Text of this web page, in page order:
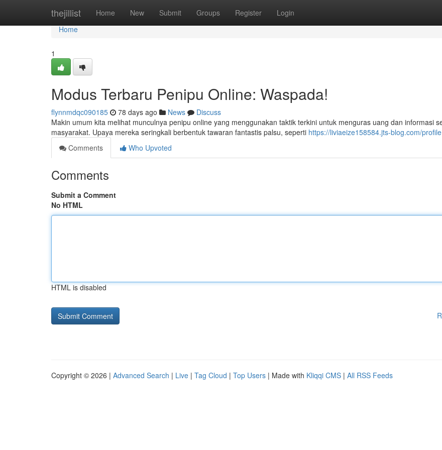
thejillist Home New Submit Groups Register Login
Home
Home
1
Modus Terbaru Penipu Online: Waspada!
flynnmdqc090185 78 days ago News
Discuss
Makin umum kita melihat munculnya penipu online yang menggunakan taktik terkini untuk menguras uang dan informasi
masyarakat. Upaya mereka seringkali berbentuk tawaran fantastis palsu, seperti https://liviaeize158584.jts-blog.com/profile
Comments
Who Upvoted
Comments
Submit a Comment
No HTML
HTML is disabled
Copyright © 2026 | Advanced Search | Live | Tag Cloud | Top Users | Made with Kliqqi CMS | All RSS Feeds